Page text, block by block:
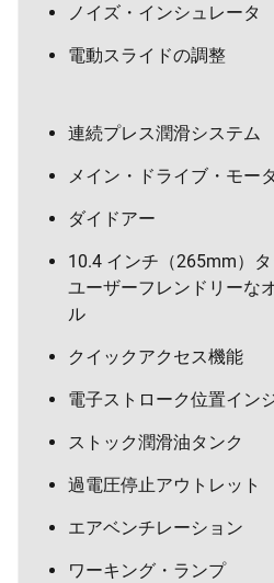
ノイズ・インシュレータ
電動スライドの調整
連続プレス潤滑システム
メイン・ドライブ・モー
ダイドアー
10.4 インチ（265mm）
ユーザーフレンドリーな
ル
クイックアクセス機能
電子ストローク位置イン
ストック潤滑油タンク
過電圧停止アウトレット
エアベンチレーション
ワーキング・ランプ